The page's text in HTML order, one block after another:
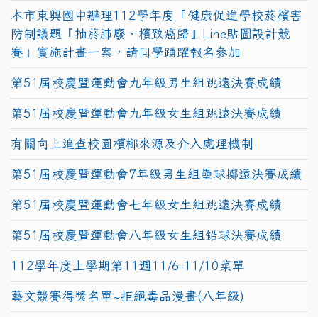
本市東興國中辦理112學年度「健康促進學校菸檳害
防制議題『抽菸肺廢、檳致癌歸』Line貼圖設計競
賽」實施計畫一案，請同學踴躍報名參加
第51屆校慶暨運動會九年級男生組跳遠決賽成績
第51屆校慶暨運動會九年級女生組跳遠決賽成績
有關向上追查校園檳榔來源及介入處理機制
第51屆校慶暨運動會7年級男生組壘球擲遠決賽成績
第51屆校慶暨運動會七年級女生組跳遠決賽成績
第51屆校慶暨運動會八年級女生組鉛球決賽成績
112學年度上學期第11週11/6-11/10菜單
藝文競賽得獎名單~拒絕毒品漫畫(八年級)